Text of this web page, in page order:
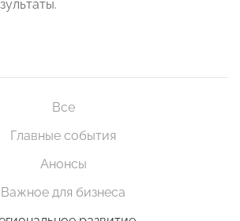
Все
Главные события
Анонсы
Важное для бизнеса